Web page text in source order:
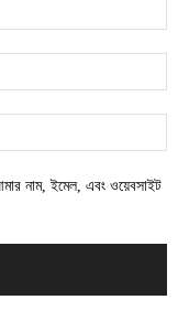
নাম, ইমেল, এবং ওয়েবসাইট